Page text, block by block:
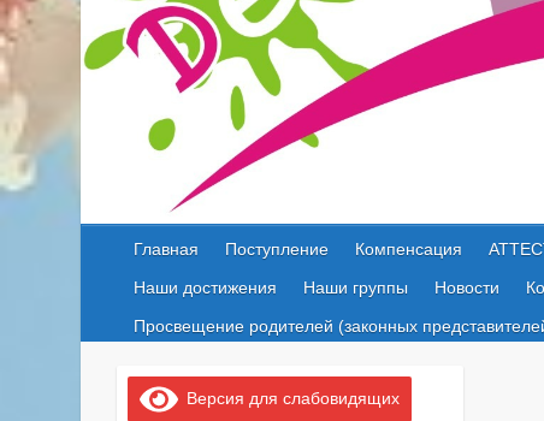
Главная Поступление Компенсация
Наши достижения
Наши группы Новости
Просвещение родителей (законных
Версия для слабовидящих